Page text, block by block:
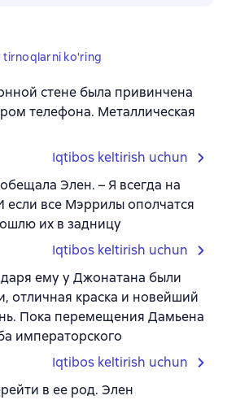
tirnoqlarni ko'ring
стене была привинчена
телефона. Металлическая
Iqtibos keltirish uchun
Элен. – Я всегда на
если все Мэррилы ополчатся
их в задницу
Iqtibos keltirish uchun
ему у Джонатана были
отличная краска и новейший
Пока перемещения Дамьена
императорского
Iqtibos keltirish uchun
в ее род. Элен